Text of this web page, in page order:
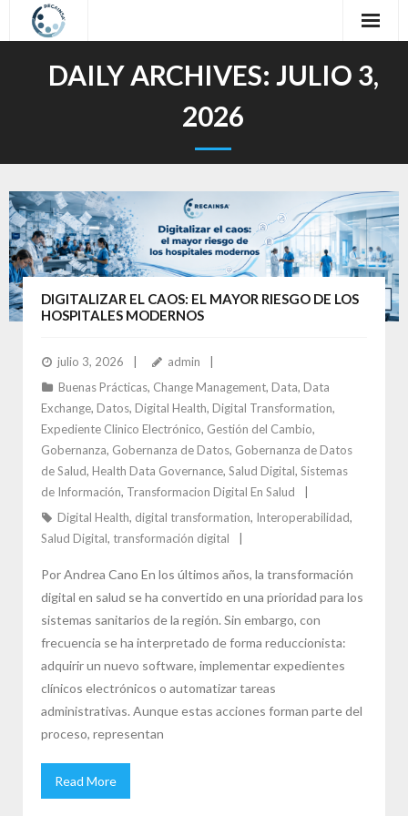
Contacto
Idioma / Language
DAILY ARCHIVES: JULIO 3,
2026
DIGITALIZAR EL CAOS: EL MAYOR RIESGO DE LOS
HOSPITALES MODERNOS
julio 3, 2026
admin
Buenas Prácticas, Change Management, Data, Data
Exchange, Datos, Digital Health, Digital Transformation,
Expediente Clinico Electrónico, Gestión del Cambio,
Gobernanza, Gobernanza de Datos, Gobernanza de Datos
de Salud, Health Data Governance, Salud Digital, Sistemas
de Información, Transformacion Digital En Salud
Digital Health, digital transformation, Interoperabilidad,
Salud Digital, transformación digital
Por Andrea Cano En los últimos años, la transformación
digital en salud se ha convertido en una prioridad para los
sistemas sanitarios de la región. Sin embargo, con
frecuencia se ha interpretado de forma reduccionista:
adquirir un nuevo software, implementar expedientes
clínicos electrónicos o automatizar tareas
administrativas. Aunque estas acciones forman parte del
proceso, representan
Read More